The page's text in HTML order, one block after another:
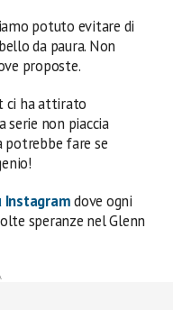
potuto evitare di
da paura. Non
proposte.
ci ha attirato
serie non piaccia
potrebbe fare se
Instagramdove ogni
speranze nel Glenn